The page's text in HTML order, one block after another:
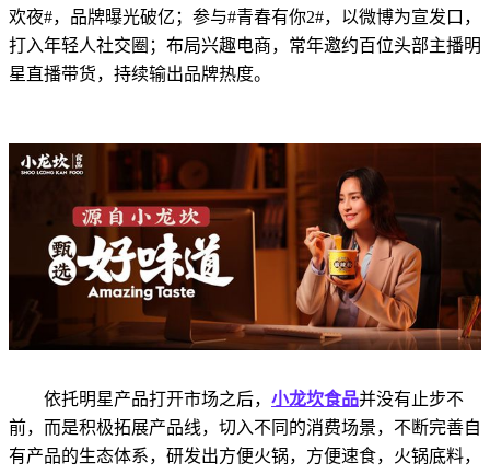
欢夜#，品牌曝光破亿；参与#青春有你2#，以微博为宣发口，
打入年轻人社交圈；布局兴趣电商，常年邀约百位头部主播明
星直播带货，持续输出品牌热度。
依托明星产品打开市场之后， 小龙坎食品并没有止步不
前，而是积极拓展产品线，切入不同的消费场景，不断完善自
有产品的生态体系，研发出方便火锅，方便速食，火锅底料，